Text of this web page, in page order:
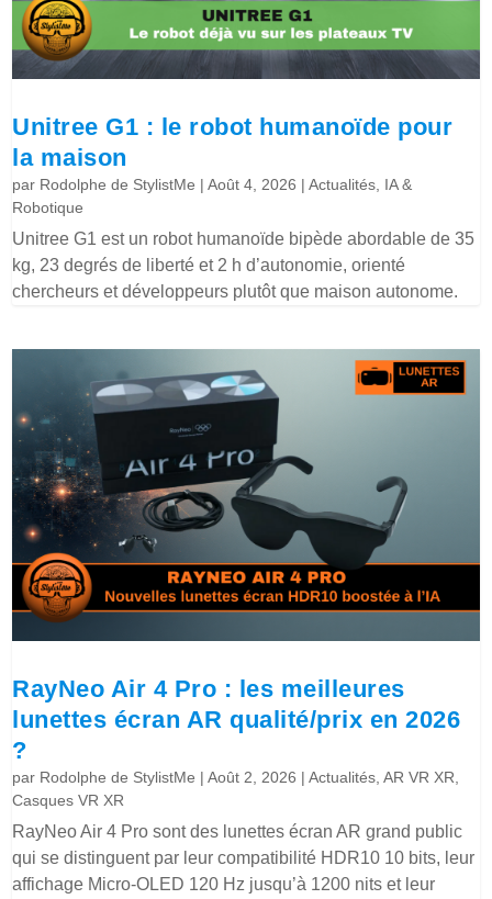
Unitree G1 : le robot humanoïde pour
la maison
par Rodolphe de StylistMe |Août 4, 2026 |Actualités IA &
Robotique
Unitree G1 est un robot humanoïde bipède abordable de 35
kg, 23 degrés de liberté et 2 h d’autonomie, orienté
chercheurs et développeurs plutôt que maison autonome.
RayNeo Air 4 Pro : les meilleures
lunettes écran AR qualité/prix en 2026
?
par Rodolphe de StylistMe |Août 2, 2026 |Actualités ,AR VR XR
Casques VR XR
RayNeo Air 4 Pro sont des lunettes écran AR grand public
qui se distinguent par leur compatibilité HDR10 10 bits, leur
affichage Micro-OLED 120 Hz jusqu’à 1200 nits et leur